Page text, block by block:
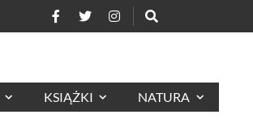
KSIĄŻKI NATURA